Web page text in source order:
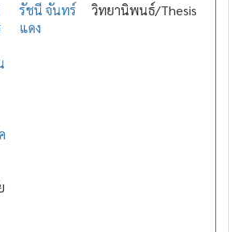
รัชนี จันทร์
แดง
วิทยานิพนธ์/Thesis